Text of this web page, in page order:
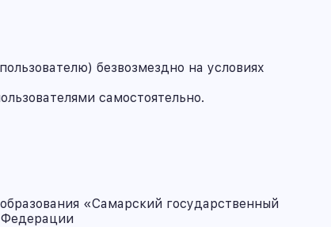
безвозмездно на условиях
самостоятельно.
«Самарский государственный